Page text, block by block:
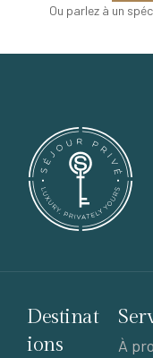
Ou parlez à un
Destinat
ions
À